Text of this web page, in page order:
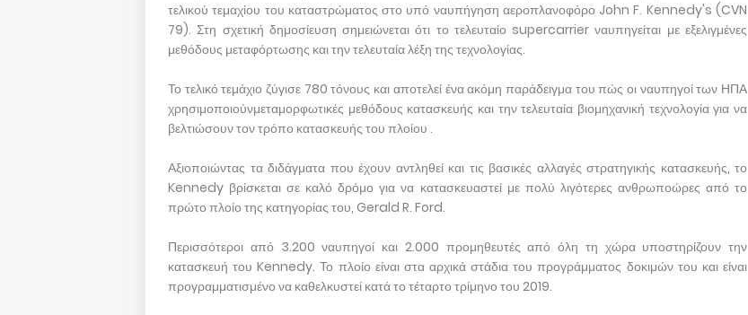
τελικού τεμαχίου του καταστρώματος στο υπό ναυπήγηση αεροπλανοφόρο John F. Kennedy's (CVN
79). Στη σχετική δημοσίευση σημειώνεται ότι το τελευταίο supercarrier ναυπηγείται με εξελιγμένες
μεθόδους μεταφόρτωσης και την τελευταία λέξη της τεχνολογίας.
Το τελικό τεμάχιο ζύγισε 780 τόνους και αποτελεί ένα ακόμη παράδειγμα του πώς οι ναυπηγοί των ΗΠΑ
χρησιμοποιούνμεταμορφωτικές μεθόδους κατασκευής και την τελευταία βιομηχανική τεχνολογία για να
βελτιώσουν τον τρόπο κατασκευής του πλοίου .
Αξιοποιώντας τα διδάγματα που έχουν αντληθεί και τις βασικές αλλαγές στρατηγικής κατασκευής, το
Kennedy βρίσκεται σε καλό δρόμο για να κατασκευαστεί με πολύ λιγότερες ανθρωποώρες από το
πρώτο πλοίο της κατηγορίας του, Gerald R. Ford.
Περισσότεροι από 3.200 ναυπηγοί και 2.000 προμηθευτές από όλη τη χώρα υποστηρίζουν την
κατασκευή του Kennedy. Το πλοίο είναι στα αρχικά στάδια του προγράμματος δοκιμών του και είναι
προγραμματισμένο να καθελκυστεί κατά το τέταρτο τρίμηνο του 2019.